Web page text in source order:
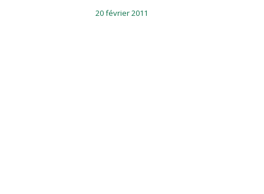
20 février 2011